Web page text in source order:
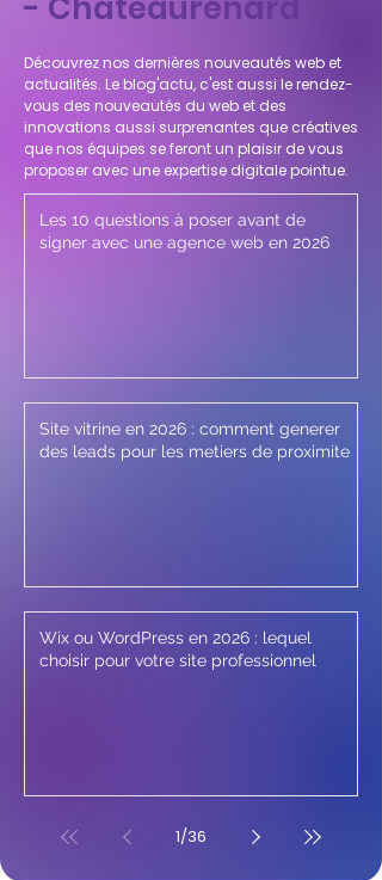
Découvrez nos dernières nouveautés web et
actualités. Le blog'actu, c'est aussi le rendez-
vous des nouveautés du web et des
innovations aussi surprenantes que créatives
que nos équipes se feront un plaisir de vous
proposer avec une expertise digitale pointue.
Les 10 questions à poser avant de
signer avec une agence web en 2026
Site vitrine en 2026 : comment generer
des leads pour les metiers de proximite
Wix ou WordPress en 2026 : lequel
choisir pour votre site professionnel
1/36